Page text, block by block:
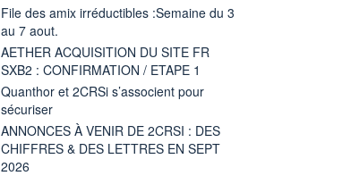
File des amix irréductibles :Semaine du 3
au 7 aout.
AETHER ACQUISITION DU SITE FR
SXB2 : CONFIRMATION / ETAPE 1
Quanthor et 2CRSi s’associent pour
sécuriser
ANNONCES À VENIR DE 2CRSI : DES
CHIFFRES & DES LETTRES EN SEPT
2026